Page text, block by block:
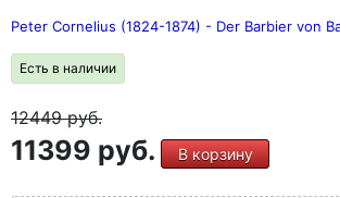
Peter Cornelius (1824-1874) - Der Barbier von
Есть в наличии
12449руб.
11399 руб. В корзину